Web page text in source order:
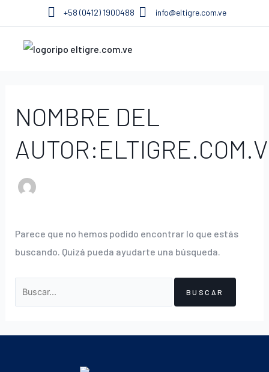
al
contenido
+58 (0412) 1900488 info@eltigre.com.ve
NOMBRE DEL
Parece que no hemos podido encontrar lo que estás
buscando. Quizá pueda ayudarte una búsqueda.
por: